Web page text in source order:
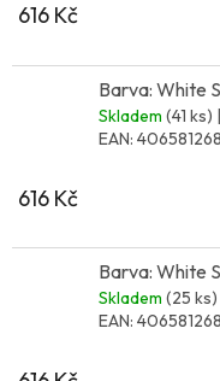
616 Kč
Barva: White
Skladem (41 ks)
EAN:
616 Kč
Barva: White
Skladem (25 ks)
EAN: